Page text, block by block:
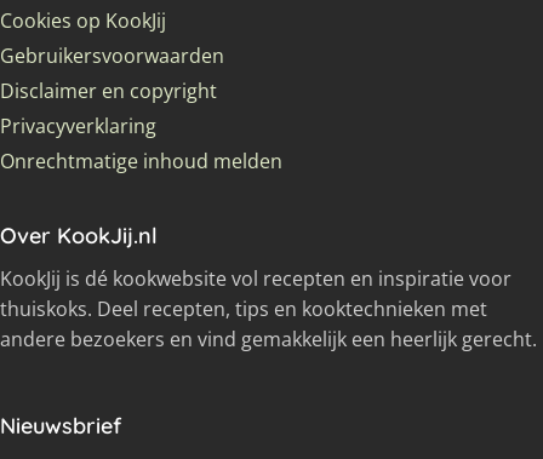
Cookies op KookJij
Gebruikersvoorwaarden
Disclaimer en copyright
Privacyverklaring
Onrechtmatige inhoud melden
Over KookJij.nl
KookJij is dé kookwebsite vol recepten en inspiratie voor
thuiskoks. Deel recepten, tips en kooktechnieken met
andere bezoekers en vind gemakkelijk een heerlijk gerecht.
Nieuwsbrief